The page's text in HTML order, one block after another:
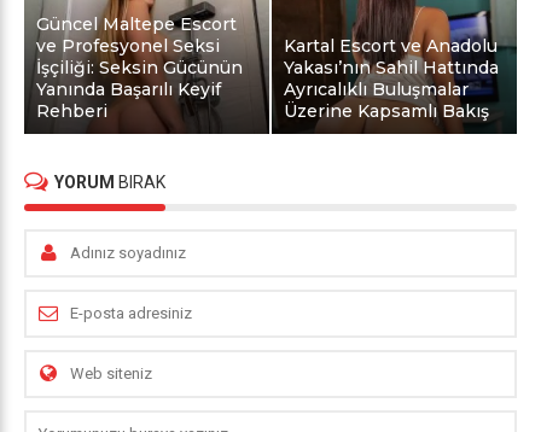
Güncel Maltepe Escort
ve Profesyonel Seksi
İşçiliği: Seksin Gücünün
Yanında Başarılı Keyif
Rehberi
Kartal Escort ve Anadolu
Yakası’nın Sahil Hattında
Ayrıcalıklı Buluşmalar
Üzerine Kapsamlı Bakış
YORUM BIRAK